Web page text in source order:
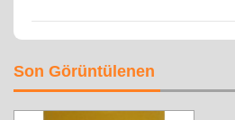
Son Görüntülenen